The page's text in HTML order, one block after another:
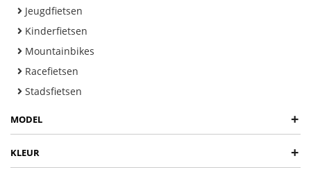
Jeugdfietsen
Kinderfietsen
Mountainbikes
Racefietsen
Stadsfietsen
MODEL +
KLEUR +